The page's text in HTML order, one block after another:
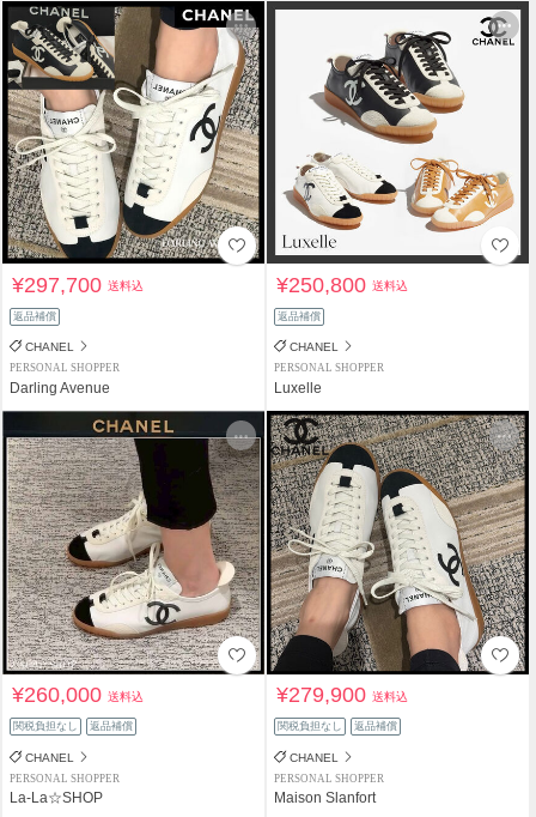
¥297,700送料込
返品補償
CHANEL
PERSONAL SHOPPER
Darling Avenue
¥250,800送料込
返品補償
CHANEL
PERSONAL SHOPPER
Luxelle
¥260,000送料込
関税負担なし 返品補償
CHANEL
PERSONAL SHOPPER
La-La☆SHOP
¥279,900送料込
関税負担なし 返品補償
CHANEL
PERSONAL SHOPPER
Maison Slanfort